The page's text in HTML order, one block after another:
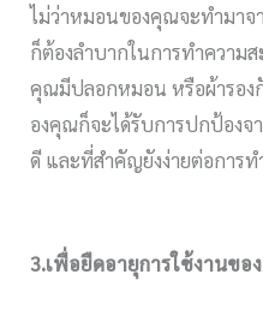
ไม่ว่าหมอนของคุณจะทำมาจ
ก็ต้องลำบากในการทำความ
คุณมีปลอกหมอน หรือผ้ารอ
องคุณก็จะได้รับการปกป้องจ
ดี และที่สำคัญยังง่ายต่อการท
3.เพื่อยืดอายุการใช้งานขอ